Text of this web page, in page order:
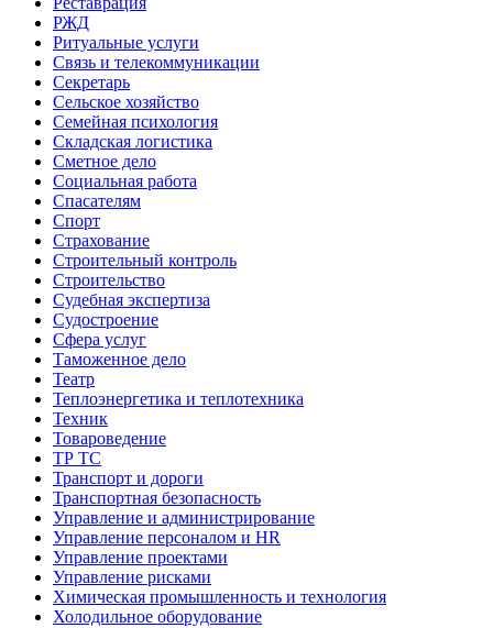
РЖД
Ритуальные услуги
Связь и телекоммуникации
Секретарь
Сельское хозяйство
Семейная психология
Складская логистика
Сметное дело
Социальная работа
Спасателям
Спорт
Страхование
Строительный контроль
Строительство
Судебная экспертиза
Судостроение
Сфера услуг
Таможенное дело
Театр
Теплоэнергетика и теплотехника
Техник
Товароведение
ТР ТС
Транспорт и дороги
Транспортная безопасность
Управление и администрирование
Управление персоналом и HR
Управление проектами
Управление рисками
Химическая промышленность и технология
Холодильное оборудование